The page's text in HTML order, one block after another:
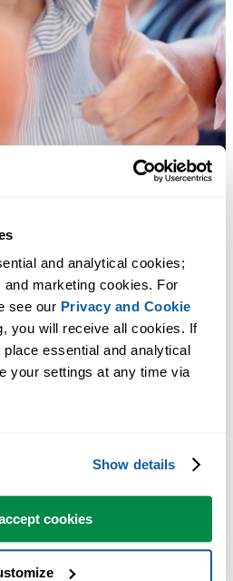
and analytical cookies;
marketing cookies. For
see our Privacy and Cookie
you will receive all cookies. If
essential and analytical
your settings at any time via
Show details
cookies
которых многим пользователям
инструментов
Обучение не требуется.